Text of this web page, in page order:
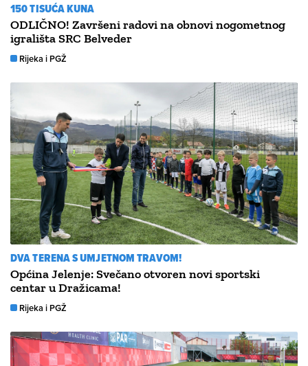
150 TISUĆA KUNA
ODLIČNO! Završeni radovi na obnovi nogometnog
igrališta SRC Belveder
Rijeka i PGŽ
DVA TERENA S UMJETNOM TRAVOM!
Općina Jelenje: Svečano otvoren novi sportski
centar u Dražicama!
Rijeka i PGŽ